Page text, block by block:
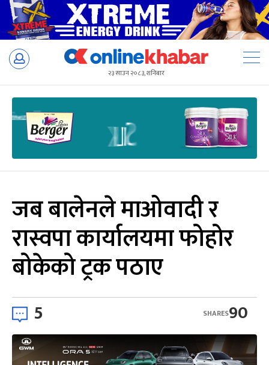
Skip
२३ साउन २०८३, शनिबार
जब बालेनले माओवादी र
रास्वपा कार्यालयमा फोहोर
बोकेको ट्रक पठाए
5 90
SHARES